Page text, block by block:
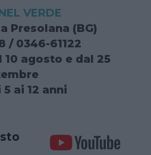
VERDE
Presolana (BG)
/ 0346-61122
10 agosto e dal 25
ai 12 anni